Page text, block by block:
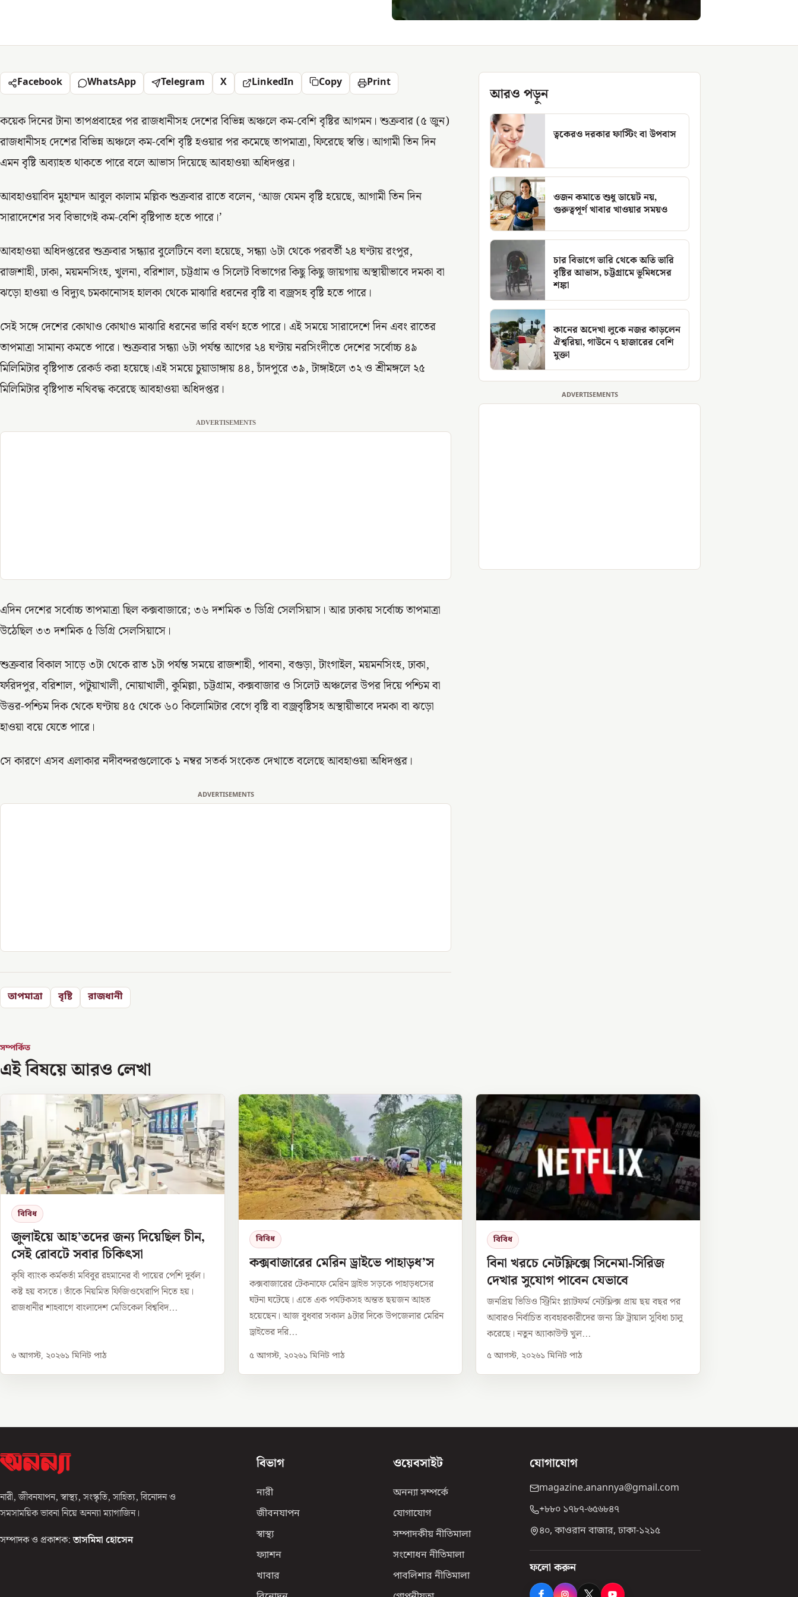
Facebook WhatsApp Telegram X LinkedIn Copy Print
কয়েক দিনের টানা তাপপ্রবাহের পর রাজধানীসহ দেশের বিভিন্ন অঞ্চলে কম-বেশি বৃষ্টির আগমন। শুক্রবার (৫ জুন)
রাজধানীসহ দেশের বিভিন্ন অঞ্চলে কম-বেশি বৃষ্টি হওয়ার পর কমেছে তাপমাত্রা, ফিরেছে স্বস্তি। আগামী তিন দিন
এমন বৃষ্টি অব্যাহত থাকতে পারে বলে আভাস দিয়েছে আবহাওয়া অধিদপ্তর।
আবহাওয়াবিদ মুহাম্মদ আবুল কালাম মল্লিক শুক্রবার রাতে বলেন, ‘আজ যেমন বৃষ্টি হয়েছে, আগামী তিন দিন
সারাদেশের সব বিভাগেই কম-বেশি বৃষ্টিপাত হতে পারে।’
আবহাওয়া অধিদপ্তরের শুক্রবার সন্ধ্যার বুলেটিনে বলা হয়েছে, সন্ধ্যা ৬টা থেকে পরবর্তী ২৪ ঘণ্টায় রংপুর,
রাজশাহী, ঢাকা, ময়মনসিংহ, খুলনা, বরিশাল, চট্টগ্রাম ও সিলেট বিভাগের কিছু কিছু জায়গায় অস্থায়ীভাবে দমকা বা
ঝড়ো হাওয়া ও বিদ্যুৎ চমকানোসহ হালকা থেকে মাঝারি ধরনের বৃষ্টি বা বজ্রসহ বৃষ্টি হতে পারে।
সেই সঙ্গে দেশের কোথাও কোথাও মাঝারি ধরনের ভারি বর্ষণ হতে পারে। এই সময়ে সারাদেশে দিন এবং রাতের
তাপমাত্রা সামান্য কমতে পারে। শুক্রবার সন্ধ্যা ৬টা পর্যন্ত আগের ২৪ ঘণ্টায় নরসিংদীতে দেশের সর্বোচ্চ ৪৯
মিলিমিটার বৃষ্টিপাত রেকর্ড করা হয়েছে।এই সময়ে চুয়াডাঙ্গায় ৪৪, চাঁদপুরে ৩৯, টাঙ্গাইলে ৩২ ও শ্রীমঙ্গলে ২৫
মিলিমিটার বৃষ্টিপাত নথিবদ্ধ করেছে আবহাওয়া অধিদপ্তর।
ADVERTISEMENTS
এদিন দেশের সর্বোচ্চ তাপমাত্রা ছিল কক্সবাজারে; ৩৬ দশমিক ৩ ডিগ্রি সেলসিয়াস। আর ঢাকায় সর্বোচ্চ তাপমাত্রা
উঠেছিল ৩৩ দশমিক ৫ ডিগ্রি সেলসিয়াসে।
শুক্রবার বিকাল সাড়ে ৩টা থেকে রাত ১টা পর্যন্ত সময়ে রাজশাহী, পাবনা, বগুড়া, টাংগাইল, ময়মনসিংহ, ঢাকা,
ফরিদপুর, বরিশাল, পটুয়াখালী, নোয়াখালী, কুমিল্লা, চট্টগ্রাম, কক্সবাজার ও সিলেট অঞ্চলের উপর দিয়ে পশ্চিম বা
উত্তর-পশ্চিম দিক থেকে ঘণ্টায় ৪৫ থেকে ৬০ কিলোমিটার বেগে বৃষ্টি বা বজ্রবৃষ্টিসহ অস্থায়ীভাবে দমকা বা ঝড়ো
হাওয়া বয়ে যেতে পারে।
সে কারণে এসব এলাকার নদীবন্দরগুলোকে ১ নম্বর সতর্ক সংকেত দেখাতে বলেছে আবহাওয়া অধিদপ্তর।
ADVERTISEMENTS
তাপমাত্রা বৃষ্টি রাজধানী
আরও পড়ুন
ত্বকেরও দরকার ফাস্টিং বা উপবাস
ওজন কমাতে শুধু ডায়েট নয়,
গুরুত্বপূর্ণ খাবার খাওয়ার সময়ও
চার বিভাগে ভারি থেকে অতি ভারি
বৃষ্টির আভাস, চট্টগ্রামে ভূমিধসের
শঙ্কা
কানের অদেখা লুকে নজর কাড়লেন
ঐশ্বরিয়া, গাউনে ৭ হাজারের বেশি
মুক্তা
ADVERTISEMENTS
সম্পর্কিত
এই বিষয়ে আরও লেখা
বিবিধ
জুলাইয়ে আহ’তদের জন্য দিয়েছিল চীন,
সেই রোবটে সবার চিকিৎসা
কৃষি ব্যাংক কর্মকর্তা মবিবুর রহমানের বাঁ পায়ের পেশি দুর্বল।
কষ্ট হয় বসতে। তাঁকে নিয়মিত ফিজিওথেরাপি নিতে হয়।
রাজধানীর শাহবাগে বাংলাদেশ মেডিকেল বিশ্ববিদ...
৬ আগস্ট, ২০২৬১ মিনিট পাঠ
বিবিধ
কক্সবাজারের মেরিন ড্রাইভে পাহাড়ধ’স
কক্সবাজারের টেকনাফে মেরিন ড্রাইভ সড়কে পাহাড়ধসের
ঘটনা ঘটেছে। এতে এক পর্যটকসহ অন্তত ছয়জন আহত
হয়েছেন। আজ বুধবার সকাল ৯টার দিকে উপজেলার মেরিন
ড্রাইভের দরি...
৫ আগস্ট, ২০২৬১ মিনিট পাঠ
বিবিধ
বিনা খরচে নেটফ্লিক্সে সিনেমা-সিরিজ
দেখার সুযোগ পাবেন যেভাবে
জনপ্রিয় ভিডিও স্ট্রিমিং প্ল্যাটফর্ম নেটফ্লিক্স প্রায় ছয় বছর পর
আবারও নির্বাচিত ব্যবহারকারীদের জন্য ফ্রি ট্রায়াল সুবিধা চালু
করেছে। নতুন অ্যাকাউন্ট খুল...
৫ আগস্ট, ২০২৬১ মিনিট পাঠ
নারী, জীবনযাপন, স্বাস্থ্য, সংস্কৃতি, সাহিত্য, বিনোদন ও
সমসাময়িক ভাবনা নিয়ে অনন্যা ম্যাগাজিন।
সম্পাদক ও প্রকাশক: তাসমিমা হোসেন
বিভাগ
নারী
জীবনযাপন
স্বাস্থ্য
ফ্যাশন
খাবার
ওয়েবসাইট
অনন্যা সম্পর্কে
যোগাযোগ
সম্পাদকীয় নীতিমালা
সংশোধন নীতিমালা
পাবলিশার নীতিমালা
যোগাযোগ
magazine.anannya@gmail.com
+৮৮০ ১৭৮৭-৬৫৬৮৪৭
৪০, কাওরান বাজার, ঢাকা-১২১৫
ফলো করুন